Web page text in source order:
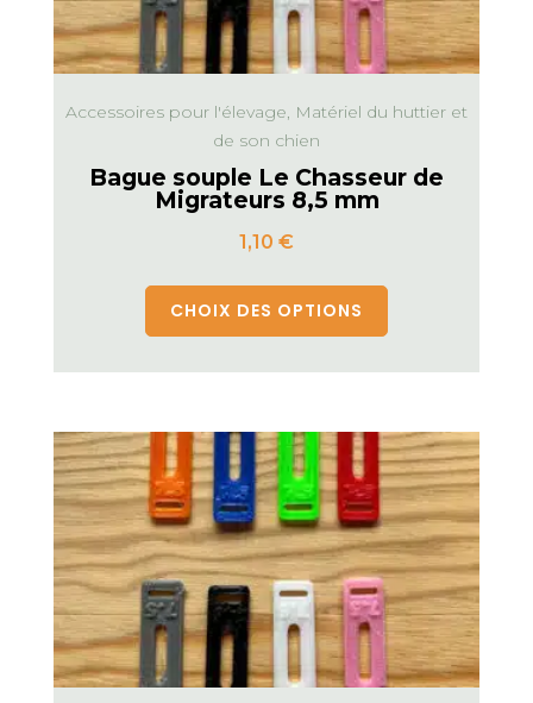
Accessoires pour l'élevage, Matériel du huttier et
de son chien
Bague souple Le Chasseur de
Migrateurs 8,5 mm
1,10 €
CHOIX DES OPTIONS